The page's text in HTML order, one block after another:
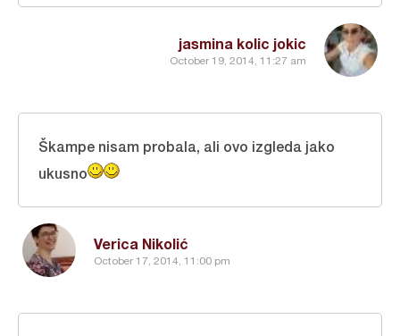
jasmina kolic jokic
October 19, 2014, 11:27 am
Verica Nikolić
October 17, 2014, 11:00 pm
Škampe nisam probala, ali ovo izgleda jako
ukusno